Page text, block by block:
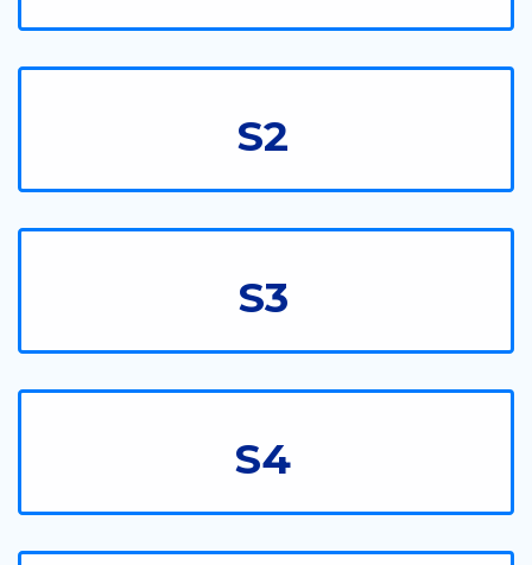
S2
S3
S4